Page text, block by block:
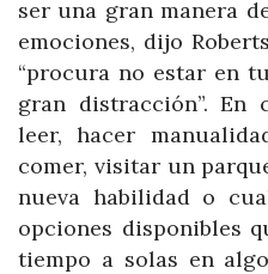
ser una gran manera
emociones, dijo
“procura no estar en
gran distracción”. En
leer, hacer
comer, visitar un
nueva habilidad o
opciones disponibles
tiempo a solas en